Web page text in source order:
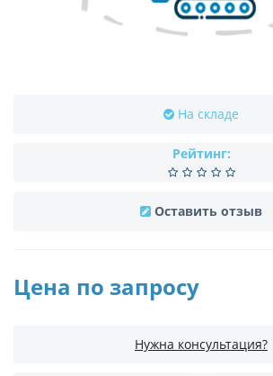
На складе
Рейтинг:
Оставить отзыв
Цена по запросу
Нужна консультация?